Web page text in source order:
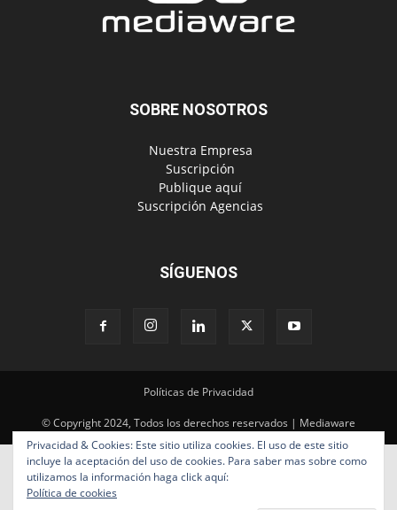
SOBRE NOSOTROS
‎ Nuestra Empresa
‎ Suscripción
‎ Publique aquí
‎ Suscripción Agencias
SÍGUENOS
Políticas de Privacidad
© Copyright 2024, Todos los derechos reservados | Mediaware
Privacidad & Cookies: Este sitio utiliza cookies. El uso de este sitio
incluye la aceptación del uso de cookies. Para saber mas sobre como
utilizamos la información haga click aquí:
Política de cookies